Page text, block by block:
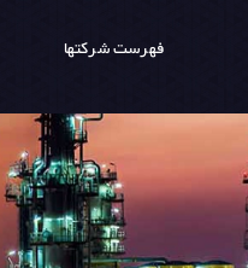
فهرست شرکتها